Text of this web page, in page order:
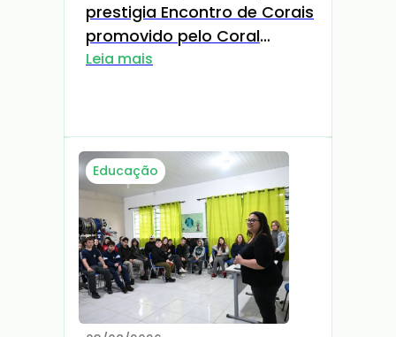
prestigia Encontro de Corais
promovido pelo Coral
Cant'Arte
Leia mais
Educação